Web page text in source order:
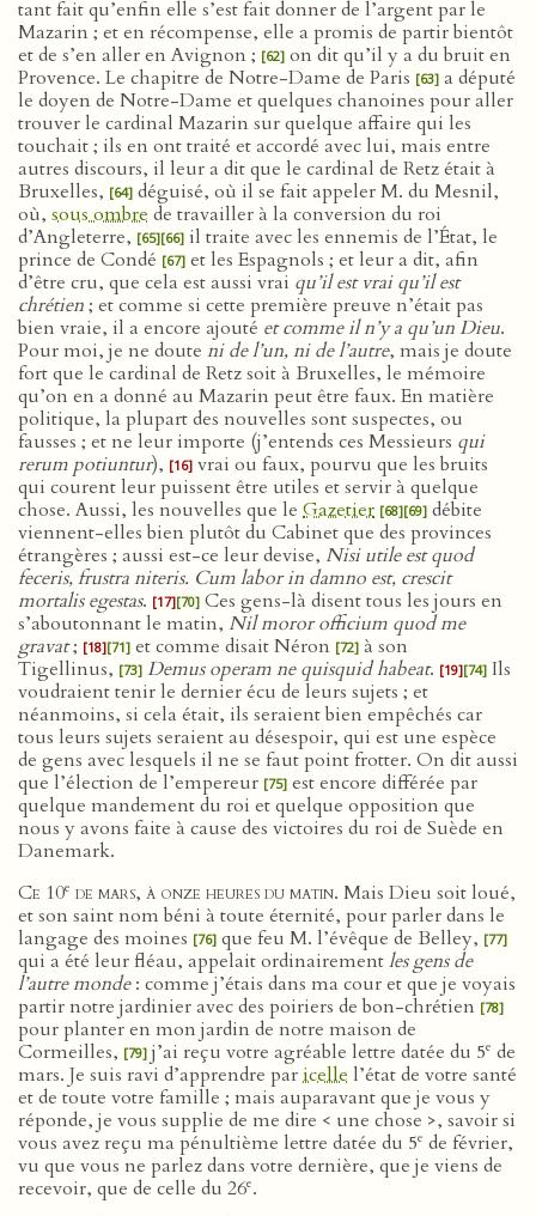
tant fait qu’enfin elle s’est fait donner de l’argent par le
Mazarin ; et en récompense, elle a promis de partir bientôt
et de s’en aller en Avignon ; [62] on dit qu’il y a du bruit en
Provence. Le chapitre de Notre-Dame de Paris [63] a député
le doyen de Notre-Dame et quelques chanoines pour aller
trouver le cardinal Mazarin sur quelque affaire qui les
touchait ; ils en ont traité et accordé avec lui, mais entre
autres discours, il leur a dit que le cardinal de Retz était à
Bruxelles, [64] déguisé, où il se fait appeler M. du Mesnil,
où, sous ombre de travailler à la conversion du roi
d’Angleterre, [65][66] il traite avec les ennemis de l’État, le
prince de Condé [67] et les Espagnols ; et leur a dit, afin
d’être cru, que cela est aussi vrai qu’il est vrai qu’il est
chrétien; et comme si cette première preuve n’était pas
bien vraie, il a encore ajouté et comme il n’y a qu’un Dieu.
Pour moi, je ne doute ni de l’un, ni de l’autre, mais je doute
fort que le cardinal de Retz soit à Bruxelles, le mémoire
qu’on en a donné au Mazarin peut être faux. En matière
politique, la plupart des nouvelles sont suspectes, ou
fausses ; et ne leur importe (j’entends ces Messieurs qui
rerum potiuntur), [16] vrai ou faux, pourvu que les bruits
qui courent leur puissent être utiles et servir à quelque
chose. Aussi, les nouvelles que le Gazetier [68][69] débite
viennent-elles bien plutôt du Cabinet que des provinces
étrangères ; aussi est-ce leur devise, Nisi utile est quod
feceris, frustra niteris. Cum labor in damno est, crescit
mortalis egestas. [17][70] Ces gens-là disent tous les jours en
s’aboutonnant le matin, Nil moror officium quod me
gravat; [18][71] et comme disait Néron [72] à son
Tigellinus, [73] Demus operam ne quisquid habeat. [19][74] Ils
voudraient tenir le dernier écu de leurs sujets ; et
néanmoins, si cela était, ils seraient bien empêchés car
tous leurs sujets seraient au désespoir, qui est une espèce
de gens avec lesquels il ne se faut point frotter. On dit aussi
que l’élection de l’empereur [75] est encore différée par
quelque mandement du roi et quelque opposition que
nous y avons faite à cause des victoires du roi de Suède en
Danemark.
Ce 10e de mars, à onze heures du matin. Mais Dieu soit loué,
et son saint nom béni à toute éternité, pour parler dans le
langage des moines [76] que feu M. l’évêque de Belley, [77]
qui a été leur fléau, appelait ordinairementles gens de
l’autre monde: comme j’étais dans ma cour et que je voyais
partir notre jardinier avec des poiriers de bon-chrétien [78]
pour planter en mon jardin de notre maison de
Cormeilles, [79] j’ai reçu votre agréable lettre datée du 5e de
mars. Je suis ravi d’apprendre paricelle l’état de votre santé
et de toute votre famille ; mais auparavant que je vous y
réponde, je vous supplie de me dire < une chose >, savoir si
vous avez reçu ma pénultième lettre datée du 5e de février,
vu que vous ne parlez dans votre dernière, que je viens de
recevoir, que de celle du 26e.